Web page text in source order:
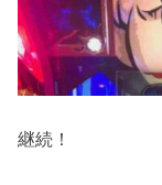
継続！